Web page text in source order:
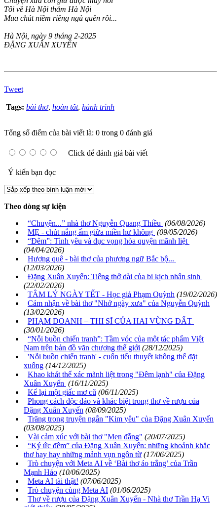
Tôi về Hà Nội thăm Hà Nội
Mua chút niềm riêng ngủ quên rồi...
Hà Nội, ngày 9 tháng 2-2025
ĐẶNG XUÂN XUYẾN
Tweet
Tags: bài thơ, hoàn tất, hành trình
Tổng số điểm của bài viết là: 0 trong 0 đánh giá
Click để đánh giá bài viết
Ý kiến bạn đọc
Theo dòng sự kiện
“Chuyện...” nhà thơ Nguyễn Quang Thiều (06/08/2026)
MẸ - chút nắng ấm giữa miền hư không (09/05/2026)
“Đêm”: Tình yêu và dục vọng hòa quyện mãnh liệt
(04/04/2026)
Hương quê - bài thơ của phương ngữ Bắc bộ...
(12/03/2026)
Đặng Xuân Xuyến: Tiếng thở dài của bi kịch nhân sinh
(22/02/2026)
TÂM LÝ NGÀY TẾT - Học giả Phạm Quỳnh (19/02/2026)
Cảm nhận về bài thơ "Nhớ ngày xưa" của Nguyễn Quỳnh
(13/02/2026)
PHẠM DOANH – THI SĨ CỦA HAI VÙNG ĐẤT
(30/01/2026)
“Nỗi buồn chiến tranh”: Tầm vóc của một tác phẩm Việt
Nam trên bản đồ văn chương thế giới (28/12/2025)
'Nỗi buồn chiến tranh' - cuốn tiểu thuyết không thể đặt
xuống (14/12/2025)
Khao khát thể xác mãnh liệt trong "Đêm lạnh" của Đặng
Xuân Xuyến (16/11/2025)
Kể lại một giấc mơ cũ (06/11/2025)
Phong cách độc đáo và khác biệt trong thơ về rượu của
Đặng Xuân Xuyến (08/09/2025)
Trăng trong truyện ngắn "Kim yêu" của Đặng Xuân Xuyến
(03/08/2025)
Vài cảm xúc với bài thơ "Men đắng" (20/07/2025)
“Ký ức đêm” của Đặng Xuân Xuyến: những khoảnh khắc
thơ hay hay những mảnh vụn ngôn từ (17/06/2025)
Trò chuyện với Meta AI về ‘Bài thơ áo trắng’ của Trần
Mạnh Hảo (10/06/2025)
Meta AI tài thật! (07/06/2025)
Trò chuyện cùng Meta AI (01/06/2025)
Thơ về rượu của Đặng Xuân Xuyến - Nhà thơ Trần Hạ Vi